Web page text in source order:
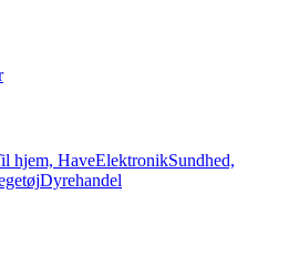
hjem, HaveElektronikSundhed,
Dyrehandel